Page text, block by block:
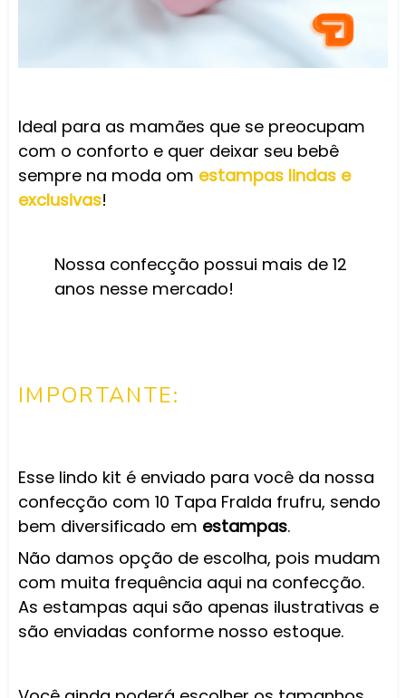
Ideal para as mamães que se preocupam
com o conforto e quer deixar seu bebê
sempre na moda om estampas lindas e
exclusivas!
Nossa confecção possui mais de 12
anos nesse mercado!
IMPORTANTE:
Esse lindo kit é enviado para você da nossa
confecção com 10 Tapa Fralda frufru, sendo
bem diversificado em estampas.
Não damos opção de escolha, pois mudam
com muita frequência aqui na confecção.
As estampas aqui são apenas ilustrativas e
são enviadas conforme nosso estoque.